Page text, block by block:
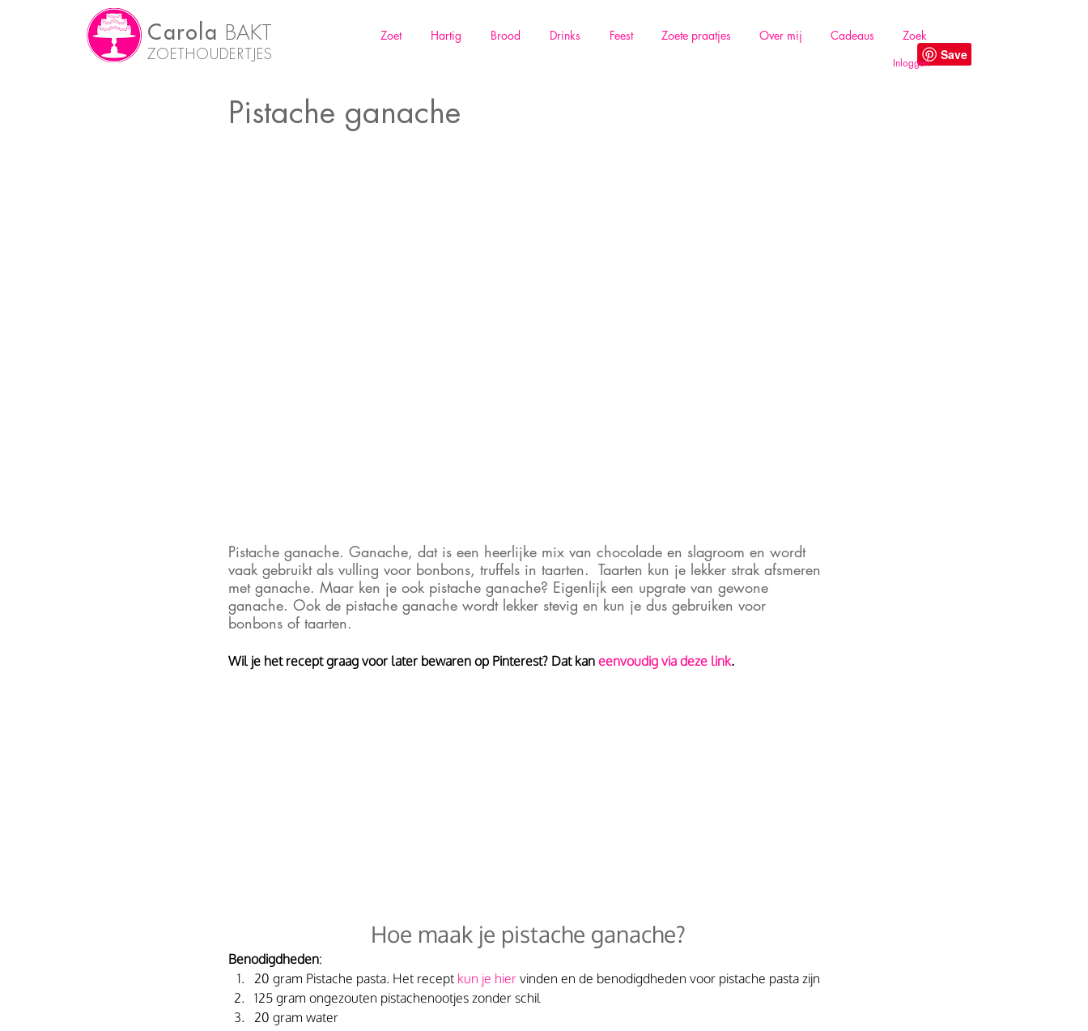
Carola BAKT
ZOETHOUDERTJES
Zoet Hartig Brood Drinks Feest Zoete praatjes Over mij Cadeaus Zoek
Inloggen
Pistache ganache
Pistache ganache. Ganache, dat is een heerlijke mix van chocolade en slagroom en wordt
vaak gebruikt als vulling voor bonbons, truffels in taarten.  Taarten kun je lekker strak afsmeren
met ganache. Maar ken je ook pistache ganache? Eigenlijk een upgrate van gewone
ganache. Ook de pistache ganache wordt lekker stevig en kun je dus gebruiken voor
bonbons of taarten.
Wil je het recept graag voor later bewaren op Pinterest? Dat kan eenvoudig via deze link.
Hoe maak je pistache ganache?
Benodigdheden:
20 gram Pistache pasta. Het recept kun je hier vinden en de benodigdheden voor pistache pasta zijn
125 gram ongezouten pistachenootjes zonder schil
20 gram water